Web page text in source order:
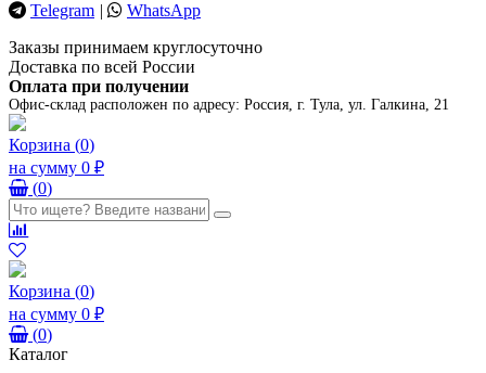
Telegram |
WhatsApp
Заказы принимаем круглосуточно
Доставка по всей России
Оплата при получении
Офис-склад расположен по адресу: Россия, г. Тула, ул. Галкина, 21
Корзина (0)
на сумму 0 ₽
(0)
Корзина (0)
на сумму 0 ₽
(0)
Каталог